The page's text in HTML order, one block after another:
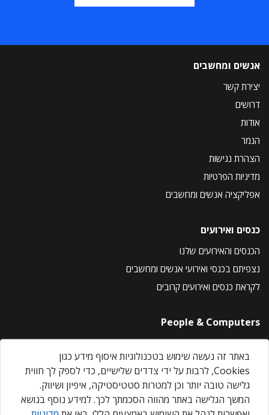
אנשים ומחשבים
יצירת קשר
דרושים
אודות
הנמר
הצהרת נגישות
מדיניות הפרטיות
אפליקציה אנשים ומחשבים
כנסים ואירועים
הכנסים והאירועים שלנו
נצפיתם בכנסי ואירועי אנשים ומחשבים
לקראת כנסים ואירועים קרובים
People & Computers
About Us
Privacy Policy
Contact Us
Our Events
באתר זה נעשה שימוש בטכנולוגיות איסוף מידע כגון
Cookies, לרבות על ידי צדדים שלישיים, כדי לספק לך חווית
גלישה טובה יותר וכן למטרות סטטיסטיקה, איפיון ושיווק.
המשך הגלישה באתר מהווה הסכמתך לכך. למידע נוסף בנושא